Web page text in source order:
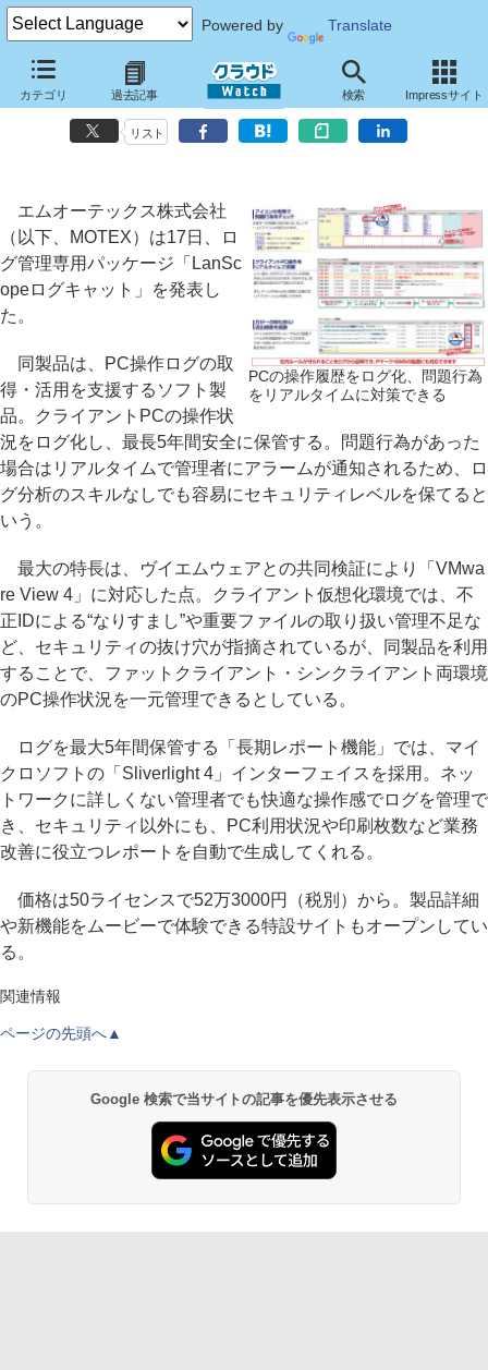
Powered by Translate
カテゴリ 過去記事 検索 Impressサイト
VMware View 4での操作記録に対応、ログ管理ソフト「LanScopeロ
グキャット」
リスト
PCの操作履歴をログ化、問題行為
をリアルタイムに対策できる
エムオーテックス株式会社
（以下、MOTEX）は17日、ロ
グ管理専用パッケージ「LanSc
opeログキャット」を発表し
た。
同製品は、PC操作ログの取
得・活用を支援するソフト製
品。クライアントPCの操作状
況をログ化し、最長5年間安全に保管する。問題行為があった
場合はリアルタイムで管理者にアラームが通知されるため、ロ
グ分析のスキルなしでも容易にセキュリティレベルを保てると
いう。
最大の特長は、ヴイエムウェアとの共同検証により「VMwa
re View 4」に対応した点。クライアント仮想化環境では、不
正IDによる“なりすまし”や重要ファイルの取り扱い管理不足な
ど、セキュリティの抜け穴が指摘されているが、同製品を利用
することで、ファットクライアント・シンクライアント両環境
のPC操作状況を一元管理できるとしている。
ログを最大5年間保管する「長期レポート機能」では、マイ
クロソフトの「Sliverlight 4」インターフェイスを採用。ネッ
トワークに詳しくない管理者でも快適な操作感でログを管理で
き、セキュリティ以外にも、PC利用状況や印刷枚数など業務
改善に役立つレポートを自動で生成してくれる。
価格は50ライセンスで52万3000円（税別）から。製品詳細
や新機能をムービーで体験できる特設サイトもオープンしてい
る。
関連情報
ページの先頭へ▲
Google 検索で当サイトの記事を優先表示させる